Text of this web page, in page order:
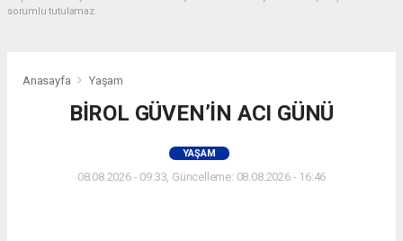
sorumlu tutulamaz.
Anasayfa Yaşam
BİROL GÜVEN’İN ACI GÜNÜ
YAŞAM
08.08.2026 - 09:33, Güncelleme: 08.08.2026 - 16:46